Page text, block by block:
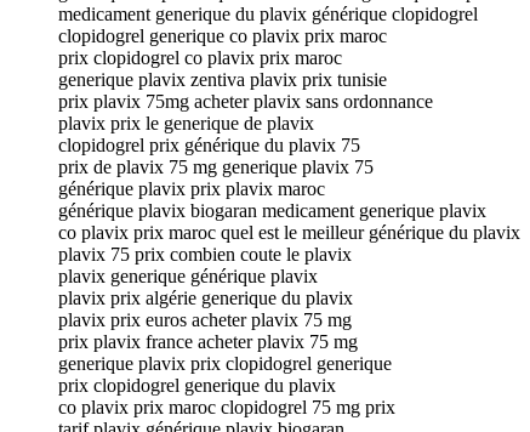
medicament generique du plavix générique clopidogrel
clopidogrel generique co plavix prix maroc
prix clopidogrel co plavix prix maroc
generique plavix zentiva plavix prix tunisie
prix plavix 75mg acheter plavix sans ordonnance
plavix prix le generique de plavix
clopidogrel prix générique du plavix 75
prix de plavix 75 mg generique plavix 75
générique plavix prix plavix maroc
générique plavix biogaran medicament generique plavix
co plavix prix maroc quel est le meilleur générique du plavix
plavix 75 prix combien coute le plavix
plavix generique générique plavix
plavix prix algérie generique du plavix
plavix prix euros acheter plavix 75 mg
prix plavix france acheter plavix 75 mg
generique plavix prix clopidogrel generique
prix clopidogrel generique du plavix
co plavix prix maroc clopidogrel 75 mg prix